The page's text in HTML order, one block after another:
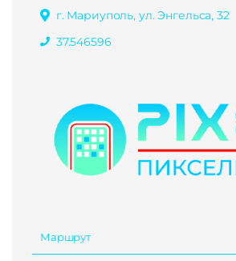
г. Мариуполь, ул. Энгельса, 32
37.546596
Маршрут